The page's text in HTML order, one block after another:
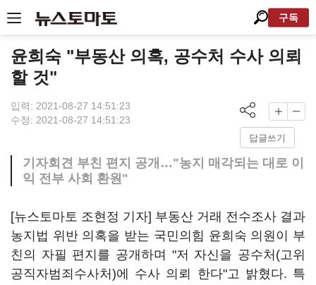
구독
윤희숙 "부동산 의혹, 공수처 수사 의뢰
할 것"
입력: 2021-08-27 14:51:23
수정: 2021-08-27 14:51:23
답글쓰기
기자회견 부친 편지 공개…"농지 매각되는 대로 이
익 전부 사회 환원"
[뉴스토마토 조현정 기자] 부동산 거래 전수조사 결과
농지법 위반 의혹을 받는 국민의힘 윤희숙 의원이 부
친의 자필 편지를 공개하며 "저 자신을 공수처(고위
공직자범죄수사처)에 수사 의뢰 한다"고 밝혔다. 특